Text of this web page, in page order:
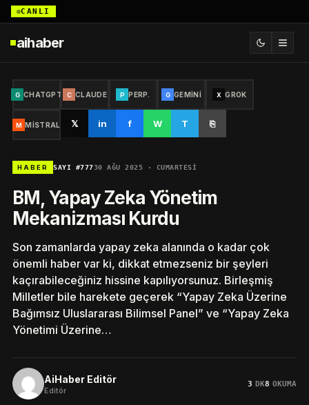
CANLI
aihaber
G CHATGPT C CLAUDE P PERP. G GEMINI X GROK
M MISTRAL 𝕏 in f W T ⎘
HABER SAYI #77730 AĞU 2025 · CUMARTESI
BM, Yapay Zeka Yönetim
Mekanizması Kurdu
Son zamanlarda yapay zeka alanında o kadar çok
önemli haber var ki, dikkat etmezseniz bir şeyleri
kaçırabileceğiniz hissine kapılıyorsunuz. Birleşmiş
Milletler bile harekete geçerek “Yapay Zeka Üzerine
Bağımsız Uluslararası Bilimsel Panel” ve “Yapay Zeka
Yönetimi Üzerine…
AiHaber Editör
Editör
3 DK8 OKUMA